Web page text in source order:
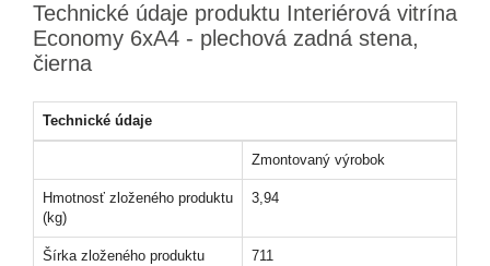
Technické údaje produktu Interiérová vitrína
Economy 6xA4 - plechová zadná stena,
čierna
Technické údaje
Zmontovaný výrobok
Hmotnosť zloženého produktu
(kg)
3,94
Šírka zloženého produktu
711